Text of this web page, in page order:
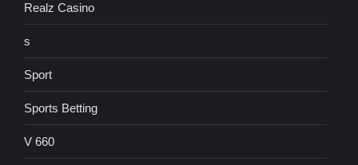
Realz Casino
s
Sport
Sports Betting
V 660